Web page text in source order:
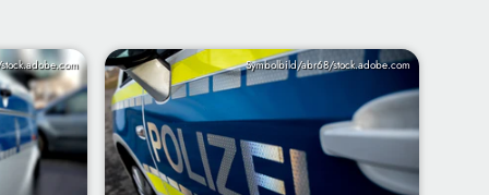
Symbolbild/abr68/stock.adobe.com